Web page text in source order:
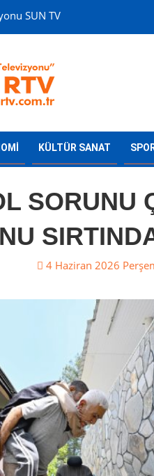
SUN TV
KÜLTÜR SANAT
SORUNU
4 Haziran 2026